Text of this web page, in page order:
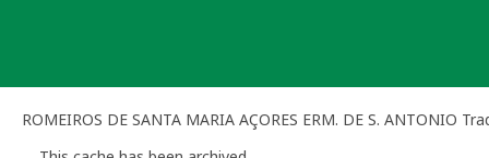
ROMEIROS DE SANTA MARIA AÇORES ERM. DE S. ANTONIO